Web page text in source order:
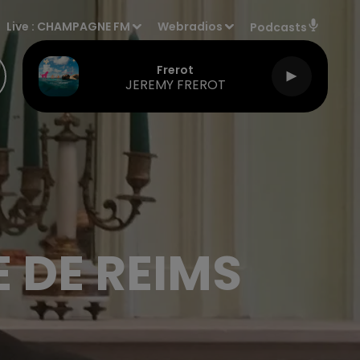
Live : CHAMPAGNE FM Webradios Podcasts
Frerot
JEREMY FREROT
REIMS